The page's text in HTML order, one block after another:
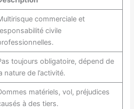
commerciale et
civile
toujours obligatoire, dépend de
nature de l’activité.
matériels, vol, préjudices
à des tiers.